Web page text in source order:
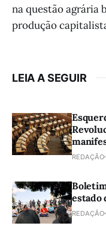
na questão agrária
produção
LEIA A SEGUIR
REDAÇÃO
estado
REDAÇÃO